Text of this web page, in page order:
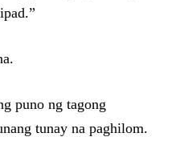
puno ng tagong
tunay na paghilom.